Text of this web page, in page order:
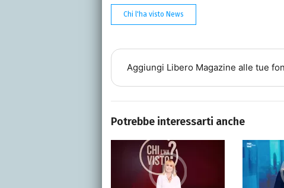
Chi l'ha visto News
Aggiungi Libero Magazine alle tue
Potrebbe interessarti anche